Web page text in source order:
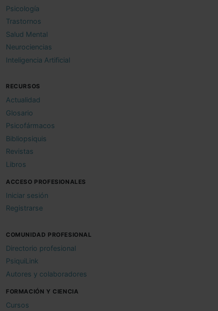
Psicología
Trastornos
Salud Mental
Neurociencias
Inteligencia Artificial
RECURSOS
Actualidad
Glosario
Psicofármacos
Bibliopsiquis
Revistas
Libros
ACCESO PROFESIONALES
Iniciar sesión
Registrarse
COMUNIDAD PROFESIONAL
Directorio profesional
PsiquiLink
Autores y colaboradores
FORMACIÓN Y CIENCIA
Cursos